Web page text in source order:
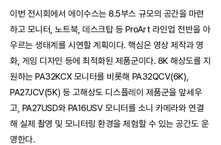
이번 전시회에서 에이수스는 8.5부스 규모의 공간을 마련
하고 모니터, 노트북, 데스크탑 등 ProArt 라인업 전반을 아
우르는 생태계를 시연할 계획이다. 핵심은 영상 제작과 영
화, 게임 디자인 등에 최적화된 제품군이다. 8K 해상도를 지
원하는 PA32KCX 모니터를 비롯해 PA32QCV(6K),
PA27JCV(5K) 등 고해상도 디스플레이 제품군을 앞세우
고, PA27USD와 PA16USV 모니터를 소니 카메라와 연결
해 실제 촬영 및 모니터링 환경을 체험할 수 있는 공간도 운
영한다.